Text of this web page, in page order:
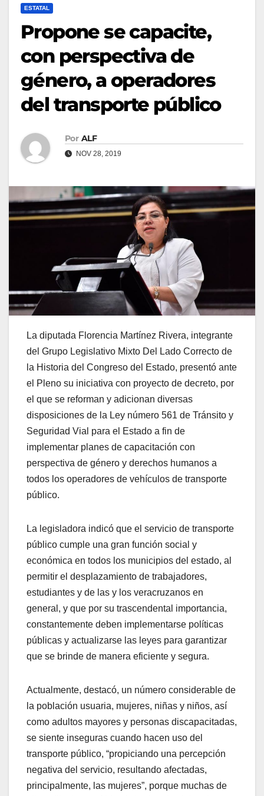
ESTATAL
Propone se capacite,
con perspectiva de
género, a operadores
del transporte público
Por ALF
NOV 28, 2019
La diputada Florencia Martínez Rivera, integrante
del Grupo Legislativo Mixto Del Lado Correcto de
la Historia del Congreso del Estado, presentó ante
el Pleno su iniciativa con proyecto de decreto, por
el que se reforman y adicionan diversas
disposiciones de la Ley número 561 de Tránsito y
Seguridad Vial para el Estado a fin de
implementar planes de capacitación con
perspectiva de género y derechos humanos a
todos los operadores de vehículos de transporte
público.
La legisladora indicó que el servicio de transporte
público cumple una gran función social y
económica en todos los municipios del estado, al
permitir el desplazamiento de trabajadores,
estudiantes y de las y los veracruzanos en
general, y que por su trascendental importancia,
constantemente deben implementarse políticas
públicas y actualizarse las leyes para garantizar
que se brinde de manera eficiente y segura.
Actualmente, destacó, un número considerable de
la población usuaria, mujeres, niñas y niños, así
como adultos mayores y personas discapacitadas,
se siente inseguras cuando hacen uso del
transporte público, “propiciando una percepción
negativa del servicio, resultando afectadas,
principalmente, las mujeres”, porque muchas de